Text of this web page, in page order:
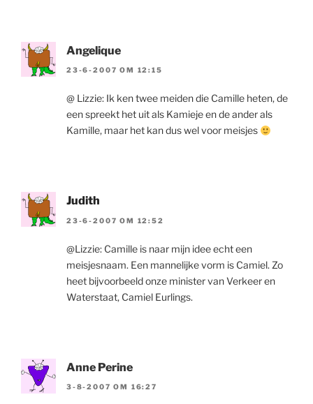
Angelique
23-6-2007 OM 12:15
@ Lizzie: Ik ken twee meiden die Camille heten, de
een spreekt het uit als Kamieje en de ander als
Kamille, maar het kan dus wel voor meisjes
Judith
23-6-2007 OM 12:52
@Lizzie: Camille is naar mijn idee echt een
meisjesnaam. Een mannelijke vorm is Camiel. Zo
heet bijvoorbeeld onze minister van Verkeer en
Waterstaat, Camiel Eurlings.
Anne Perine
3-8-2007 OM 16:27